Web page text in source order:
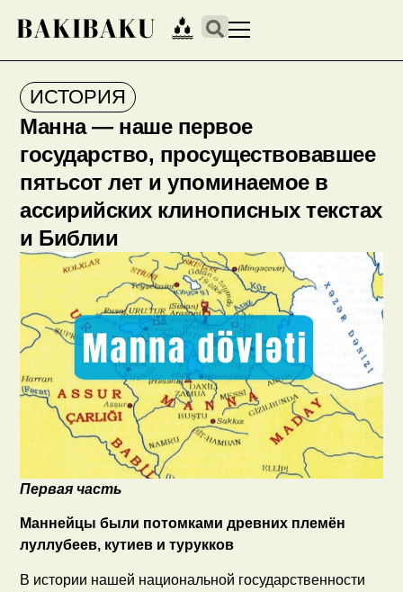
ИСТОРИЯ
Манна — наше первое
государство, просуществовавшее
пятьсот лет и упоминаемое в
ассирийских клинописных текстах
и Библии
Первая часть
Маннейцы были потомками древних племён
луллубеев, кутиев и турукков
В истории нашей национальной государственности